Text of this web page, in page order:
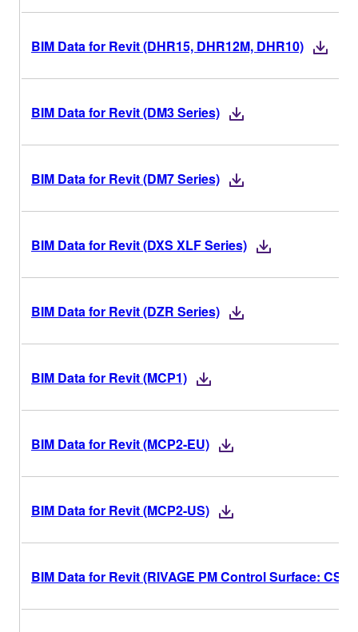
BIM Data for Revit (DHR15, DHR12M, DHR10)
BIM Data for Revit (DM3 Series)
BIM Data for Revit (DM7 Series)
BIM Data for Revit (DXS XLF Series)
BIM Data for Revit (DZR Series)
BIM Data for Revit (MCP1)
BIM Data for Revit (MCP2-EU)
BIM Data for Revit (MCP2-US)
BIM Data for Revit (RIVAGE PM Control Surface: CS-